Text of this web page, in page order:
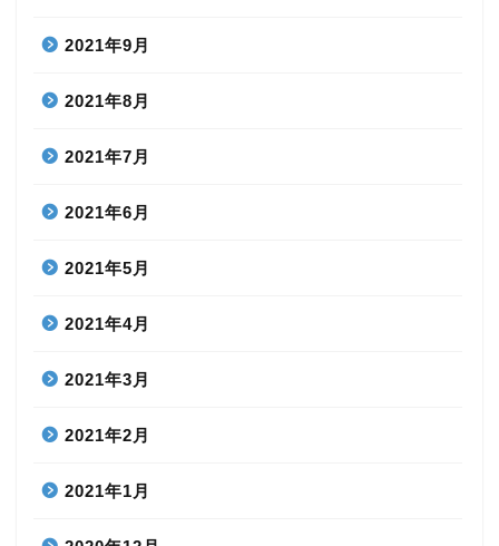
2021年9月
2021年8月
2021年7月
2021年6月
2021年5月
2021年4月
2021年3月
2021年2月
2021年1月